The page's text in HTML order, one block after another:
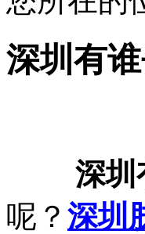
深圳有
深圳
呢？ 深圳